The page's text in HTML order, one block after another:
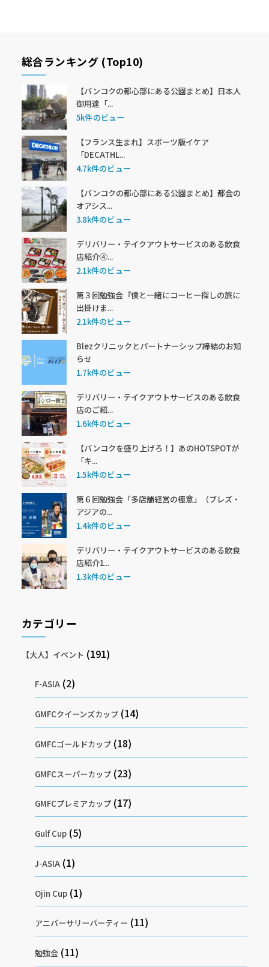
総合ランキング (Top10)
【バンコクの都心部にある公園まとめ】日本人
御用達「...
5k件のビュー
【フランス生まれ】スポーツ版イケア
「DECATHL...
4.7k件のビュー
【バンコクの都心部にある公園まとめ】都会の
オアシス...
3.8k件のビュー
デリバリー・テイクアウトサービスのある飲食
店紹介④...
2.1k件のビュー
第３回勉強会『僕と一緒にコーヒー探しの旅に
出掛けま...
2.1k件のビュー
Blezクリニックとパートナーシップ締結のお知
らせ
1.7k件のビュー
デリバリー・テイクアウトサービスのある飲食
店のご紹...
1.6k件のビュー
【バンコクを盛り上げろ！】あのHOTSPOTが
「キ...
1.5k件のビュー
第６回勉強会「多店舗経営の極意」（ブレズ・
アジアの...
1.4k件のビュー
デリバリー・テイクアウトサービスのある飲食
店紹介1...
1.3k件のビュー
カテゴリー
【大人】イベント (191)
F-ASIA (2)
GMFCクイーンズカップ (14)
GMFCゴールドカップ (18)
GMFCスーパーカップ (23)
GMFCプレミアカップ (17)
Gulf Cup (5)
J-ASIA (1)
Ojin Cup (1)
アニバーサリーパーティー (11)
勉強会 (11)